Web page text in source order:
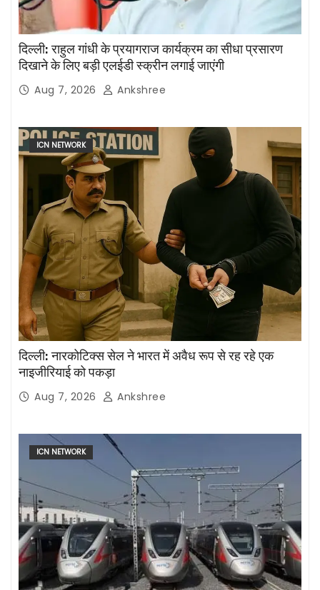
दिल्ली: राहुल गांधी के प्रयागराज कार्यक्रम का सीधा प्रसारण
दिखाने के लिए बड़ी एलईडी स्क्रीन लगाई जाएंगी
Aug 7, 2026 Ankshree
ICN NETWORK
दिल्ली: नारकोटिक्स सेल ने भारत में अवैध रूप से रह रहे एक
नाइजीरियाई को पकड़ा
Aug 7, 2026 Ankshree
ICN NETWORK